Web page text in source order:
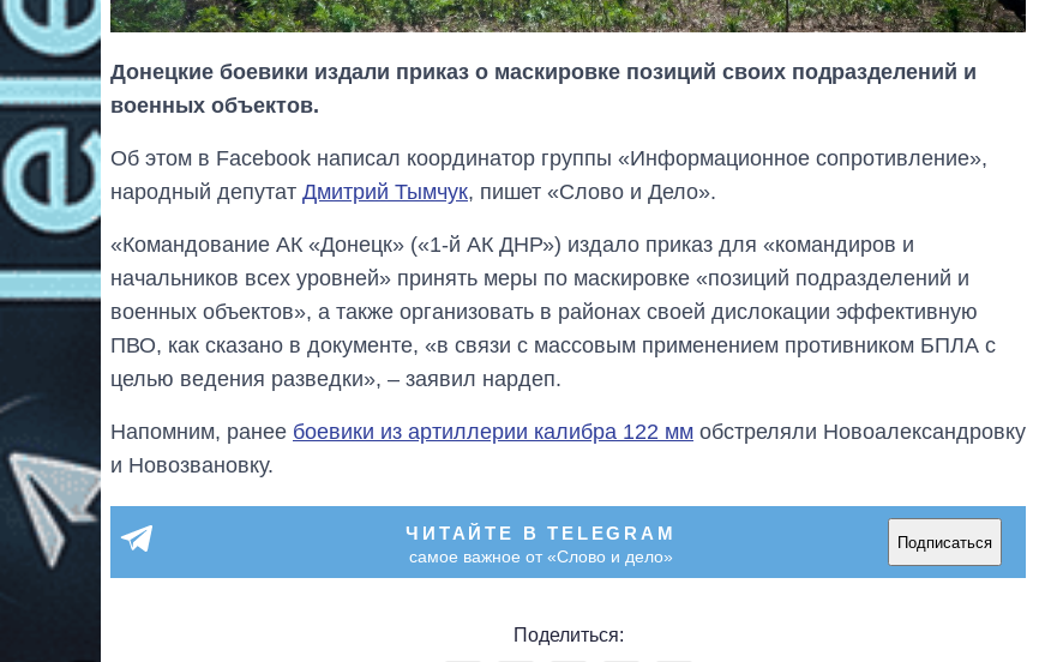
Донецкие боевики издали приказ о маскировке позиций своих подразделений и
военных объектов.
Об этом в Facebook написал координатор группы «Информационное сопротивление»,
народный депутат Дмитрий Тымчук, пишет «Слово и Дело».
«Командование АК «Донецк» («1-й АК ДНР») издало приказ для «командиров и
начальников всех уровней» принять меры по маскировке «позиций подразделений и
военных объектов», а также организовать в районах своей дислокации эффективную
ПВО, как сказано в документе, «в связи с массовым применением противником БПЛА с
целью ведения разведки», – заявил нардеп.
Напомним, ранее боевики из артиллерии калибра 122 мм обстреляли Новоалександровку
и Новозвановку.
ЧИТАЙТЕ В TELEGRAM
самое важное от «Слово и дело»
Подписаться
Поделиться:
обороны за 13 лет